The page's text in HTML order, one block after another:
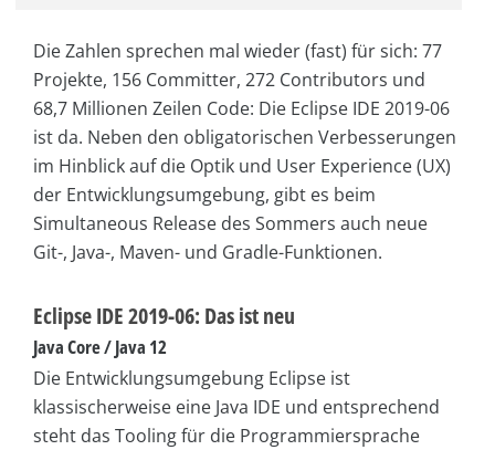
Die Zahlen sprechen mal wieder (fast) für sich: 77
Projekte, 156 Committer, 272 Contributors und
68,7 Millionen Zeilen Code: Die Eclipse IDE 2019-06
ist da. Neben den obligatorischen Verbesserungen
im Hinblick auf die Optik und User Experience (UX)
der Entwicklungsumgebung, gibt es beim
Simultaneous Release des Sommers auch neue
Git-, Java-, Maven- und Gradle-Funktionen.
Eclipse IDE 2019-06: Das ist neu
Java Core / Java 12
Die Entwicklungsumgebung Eclipse ist
klassischerweise eine Java IDE und entsprechend
steht das Tooling für die Programmiersprache